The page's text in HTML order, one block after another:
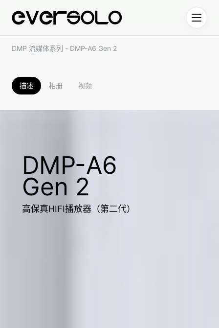
DMP 流媒体系列 - DMP-A6 Gen 2
描述 相册 视频
DMP-A6
Gen 2
高保真HIFI播放器（第二代）